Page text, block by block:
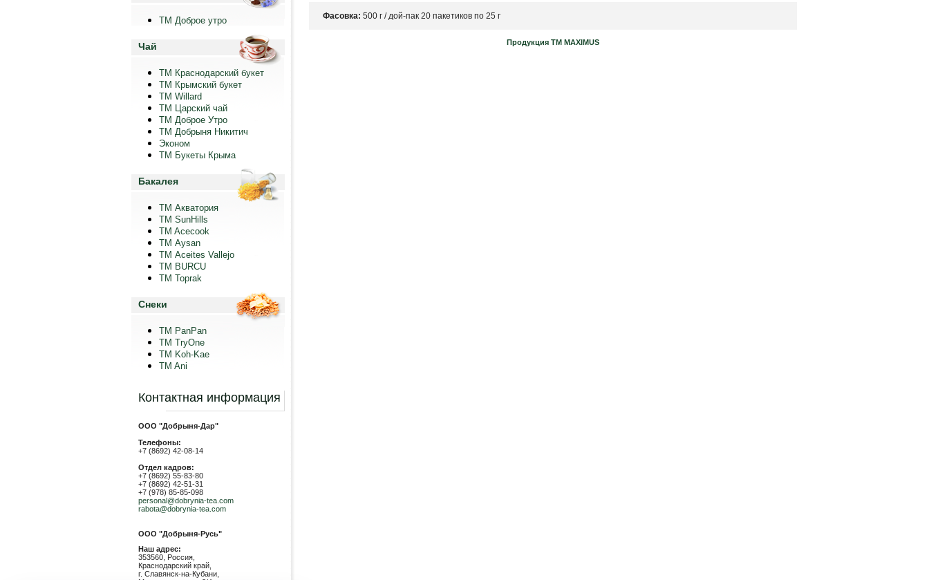
ТМ Доброе утро
Чай
ТМ Краснодарский букет
ТМ Крымский букет
ТМ Willard
ТМ Царский чай
ТМ Доброе Утро
ТМ Добрыня Никитич
Эконом
ТМ Букеты Крыма
Бакалея
ТМ Акватория
ТМ SunHills
TM Acecook
ТМ Aysan
ТМ Aceites Vallejo
TM BURCU
TM Toprak
Снеки
TM PanPan
ТМ TryOne
ТМ Koh-Kae
TM Ani
Контактная информация
ООО "Добрыня-Дар"
Телефоны:
+7 (8692) 42-08-14
Отдел кадров:
+7 (8692) 55-83-80
+7 (8692) 42-51-31
+7 (978) 85-85-098
personal@dobrynia-tea.com
rabota@dobrynia-tea.com
ООО "Добрыня-Русь"
Наш адрес:
353560, Россия,
Краснодарский край,
г. Славянск-на-Кубани,
Фасовка: 500 г / дой-пак 20 пакетиков по 25 г
Продукция ТМ MAXIMUS